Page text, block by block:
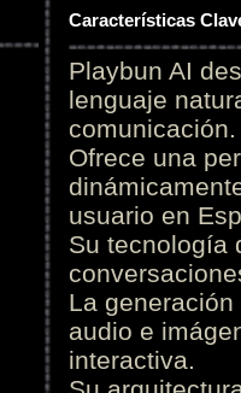
Características
Playbun AI
lenguaje
comunicación.
Ofrece una
usuario en
Su tecnología
La
audio e
interactiva.